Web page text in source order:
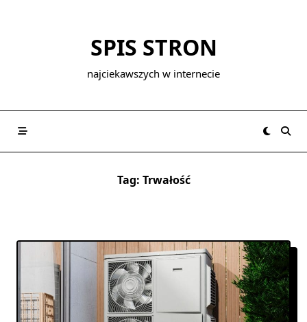
SPIS STRON
najciekawszych w internecie
Tag: Trwałość